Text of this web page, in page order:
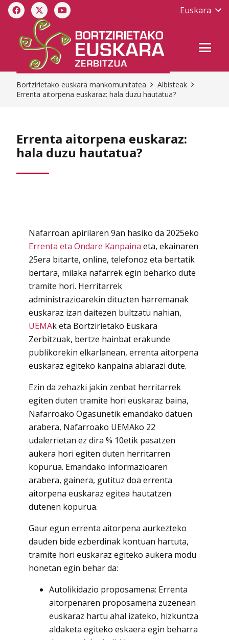
Euskara
Bortzirietako euskara mankomunitatea
Albisteak
Errenta aitorpena euskaraz: hala duzu hautatua?
Errenta aitorpena euskaraz:
hala duzu hautatua?
Nafarroan apirilaren 9an hasiko da 2025eko
Errenta eta Ondare Kanpaina eta, ekainaren
25era bitarte, online, telefonoz eta bertatik
bertara, milaka nafarrek egin beharko dute
tramite hori. Herritarrek
administrazioarekin dituzten harremanak
euskaraz izan daitezen bultzatu nahian,
UEMAk eta Bortzirietako Euskara
Zerbitzuak, bertze hainbat erakunde
publikorekin elkarlanean, errenta aitorpena
euskaraz egiteko kanpaina abiarazi dute.
Ezin da zehazki jakin zenbat herritarrek
egiten duten tramite hori euskaraz baina,
Nafarroako Ogasunetik emandako datuen
arabera, Nafarroako UEMAko 22
udalerrietan ez dira % 10etik pasatzen
aukera hori egiten duten herritarren
kopurua. Emandako informazioaren
arabera, gainera, gutituz doa errenta
aitorpena euskaraz egitea hautatzen
dutenen kopurua.
Gaur egun errenta aitorpena aurkezteko
dauden bide ezberdinak kontuan hartuta,
tramite hori euskaraz egiteko aukera modu
honetan egin behar da:
Autolikidazio proposamena: Errenta
aitorpenaren proposamena zuzenean
euskaraz hartu ahal izateko, hizkuntza
aldaketa egiteko eskaera egin beharra